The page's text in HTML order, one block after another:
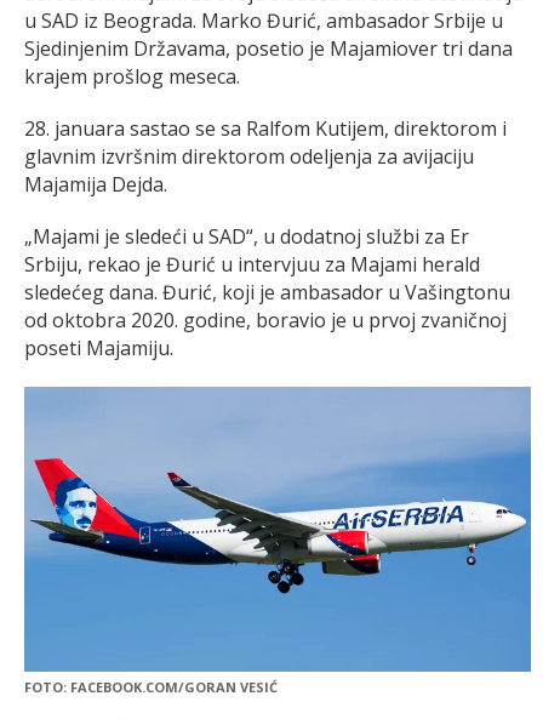
u SAD iz Beograda. Marko Đurić, ambasador Srbije u
Sjedinjenim Državama, posetio je Majamiover tri dana
krajem prošlog meseca.
28. januara sastao se sa Ralfom Kutijem, direktorom i
glavnim izvršnim direktorom odeljenja za avijaciju
Majamija Dejda.
„Majami je sledeći u SAD“, u dodatnoj službi za Er
Srbiju, rekao je Đurić u intervjuu za Majami herald
sledećeg dana. Đurić, koji je ambasador u Vašingtonu
od oktobra 2020. godine, boravio je u prvoj zvaničnoj
poseti Majamiju.
FOTO: FACEBOOK.COM/GORAN VESIĆ